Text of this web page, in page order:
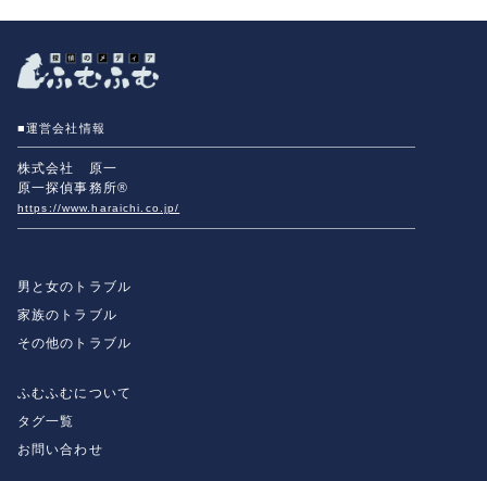
■運営会社情報
株式会社 原一
原一探偵事務所®
https://www.haraichi.co.jp/
男と女のトラブル
家族のトラブル
その他のトラブル
ふむふむについて
タグ一覧
お問い合わせ